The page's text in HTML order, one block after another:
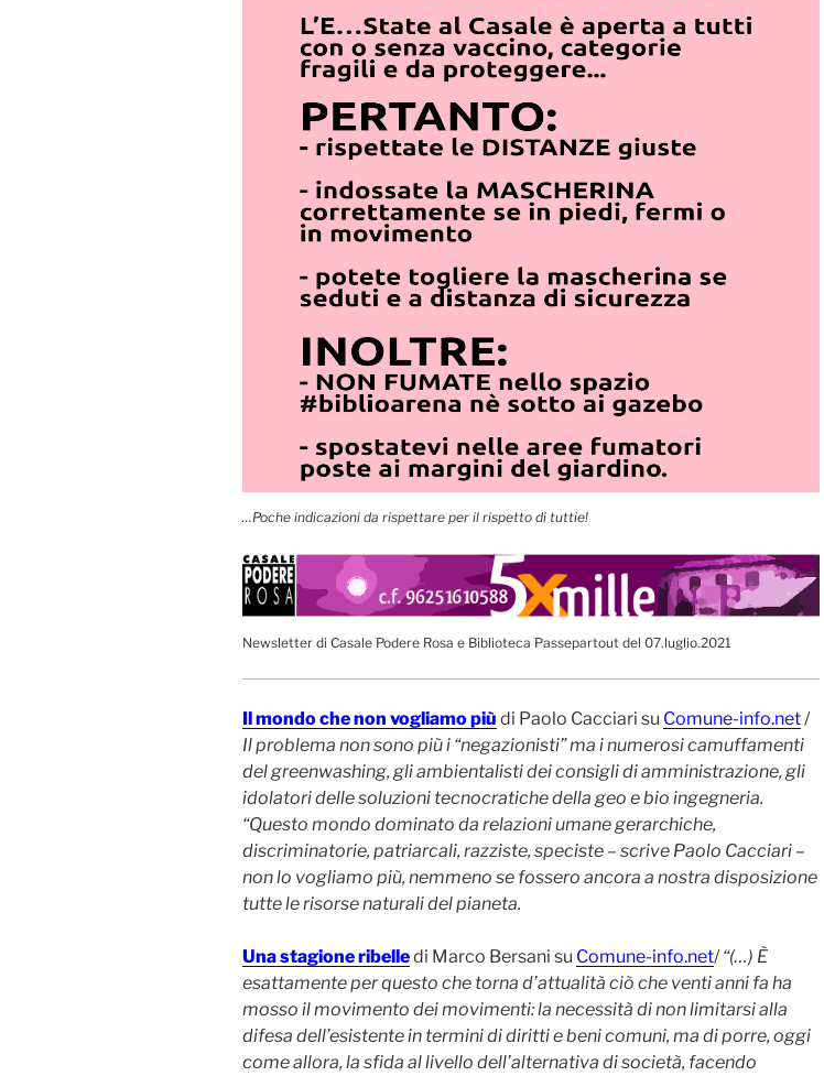
…Poche indicazioni da rispettare per il rispetto di tuttie!
Newsletter di Casale Podere Rosa e Biblioteca Passepartout del 07.luglio.2021
Il mondo che non vogliamo più di Paolo Cacciari su Comune-info.net/
Il problema non sono più i “negazionisti” ma i numerosi camuffamenti
del greenwashing, gli ambientalisti dei consigli di amministrazione, gli
idolatori delle soluzioni tecnocratiche della geo e bio ingegneria.
“Questo mondo dominato da relazioni umane gerarchiche,
discriminatorie, patriarcali, razziste, speciste – scrive Paolo Cacciari –
non lo vogliamo più, nemmeno se fossero ancora a nostra disposizione
tutte le risorse naturali del pianeta.
Una stagione ribelledi Marco Bersani su Comune-info.net/“(…) È
esattamente per questo che torna d’attualità ciò che venti anni fa ha
mosso il movimento dei movimenti: la necessità di non limitarsi alla
difesa dell’esistente in termini di diritti e beni comuni, ma di porre, oggi
come allora, la sfida al livello dell’alternativa di società, facendo